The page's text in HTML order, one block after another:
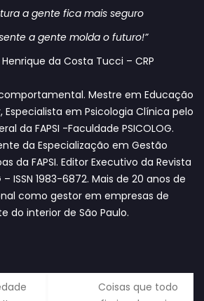
a gente fica mais seguro
a gente molda o futuro!”
da Costa Tucci – CRP
Mestre em Educação
Especialista em Psicologia Clínica pelo
da FAPSI -Faculdade PSICOLOG.
da Especialização em Gestão
da FAPSI. Editor Executivo da Revista
ISSN 1983-6872. Mais de 20 anos de
como gestor em empresas de
do interior de São Paulo.
Coisas que todo